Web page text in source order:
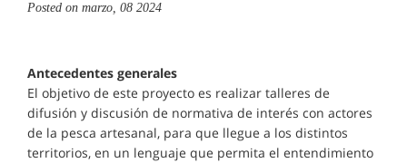
Posted on marzo, 08 2024
Antecedentes generales
El objetivo de este proyecto es realizar talleres de
difusión y discusión de normativa de interés con actores
de la pesca artesanal, para que llegue a los distintos
territorios, en un lenguaje que permita el entendimiento